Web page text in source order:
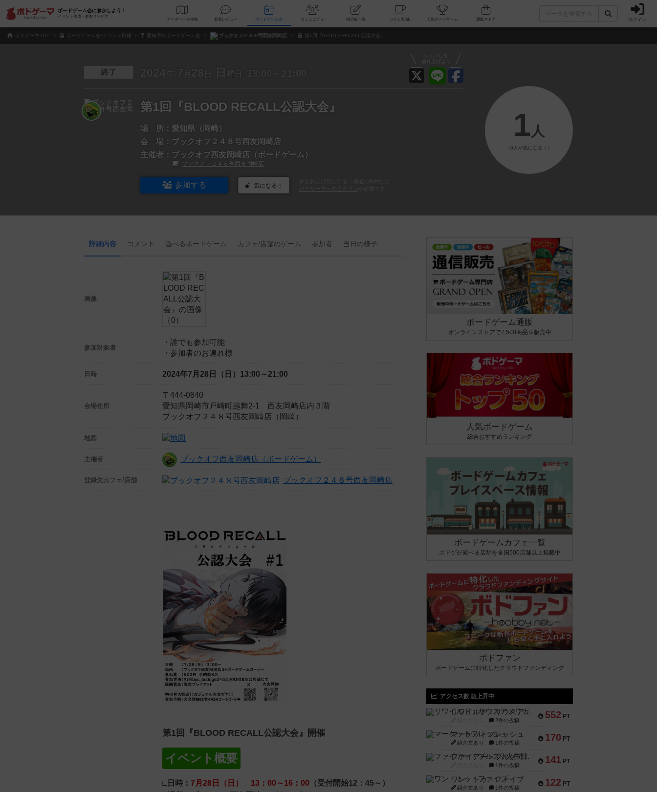
ボードゲーム会に参加しよう！
イベント作成・参加サービス
データベース 検索 新着レビュー ボードゲーム会 コミュニティ 掲示板一覧 カフェ/店舗 人気ボードゲーム ログイン
ボドゲーマTOP ボードゲーム会/イベント情報 愛知県のボードゲーム会 ブックオフ２４８号西友岡崎店 第1回『BLOOD RECALL公認大会』
シェアして
盛り上げよう
終了 2024年 7 月 28 日 日 曜日 13:00～21:00
第1回『BLOOD RECALL公認大会』
場 所： 愛知県（岡崎）
会 場： ブックオフ２４８号西友岡崎店
主催者： ブックオフ西友岡崎店（ボードゲーム）
ブックオフ２４８号西友岡崎店
参加する 気になる！
ボドゲーマへのログイン
1 人
（0人が気になる！）
詳細内容 コメント 遊べるボードゲーム カフェ/店舗のゲーム 参加者 当日の様子
画像
参加対象者
・誰でも参加可能
・参加者のお連れ様
日時 2024年7月28日（日） 13:00～21:00
会場住所
〒444-0840
愛知県岡崎市戸崎町越舞2-1 西友岡崎店内３階
ブックオフ２４８号西友岡崎店（岡崎）
地図
主催者 ブックオフ西友岡崎店（ボードゲーム）
登録先カフェ/店舗 ブックオフ２４８号西友岡崎店
第1回『BLOOD RECALL公認大会』開催
イベント概要
□日時： 7月28日（日） 13：00～16：00 （受付開始12：45～）
ボードゲーム通販
オンラインストアで7,500商品を販売中
人気ボードゲーム
総合おすすめランキング
ボードゲームカフェ一覧
ボドゲが遊べる店舗を全国500店舗以上掲載中
ボドファン
ボードゲームに特化したクラウドファンディング
アクセス数 急上昇中
552 PT
リワイルド：サウスアメリカ
2件の投稿
170 PT
マーケットフレッシュ
紹介文あり 1件の投稿
141 PT
ファイアー・ブルズ / 火牛陣
1件の投稿
122 PT
ワン・トゥ・ファイブ
紹介文あり 1件の投稿